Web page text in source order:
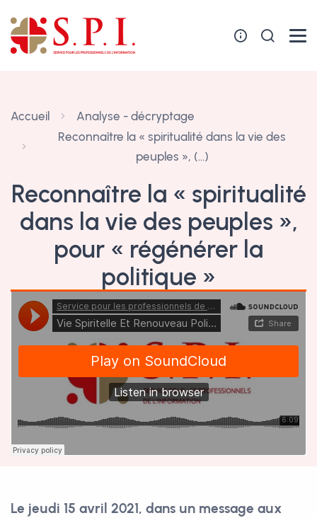
Accueil
Analyse - décryptage
Reconnaître la « spiritualité dans la vie des
peuples », (…)
Reconnaître la « spiritualité
dans la vie des peuples »,
pour « régénérer la
politique »
20 avril 2021
Le jeudi 15 avril 2021, dans un message aux